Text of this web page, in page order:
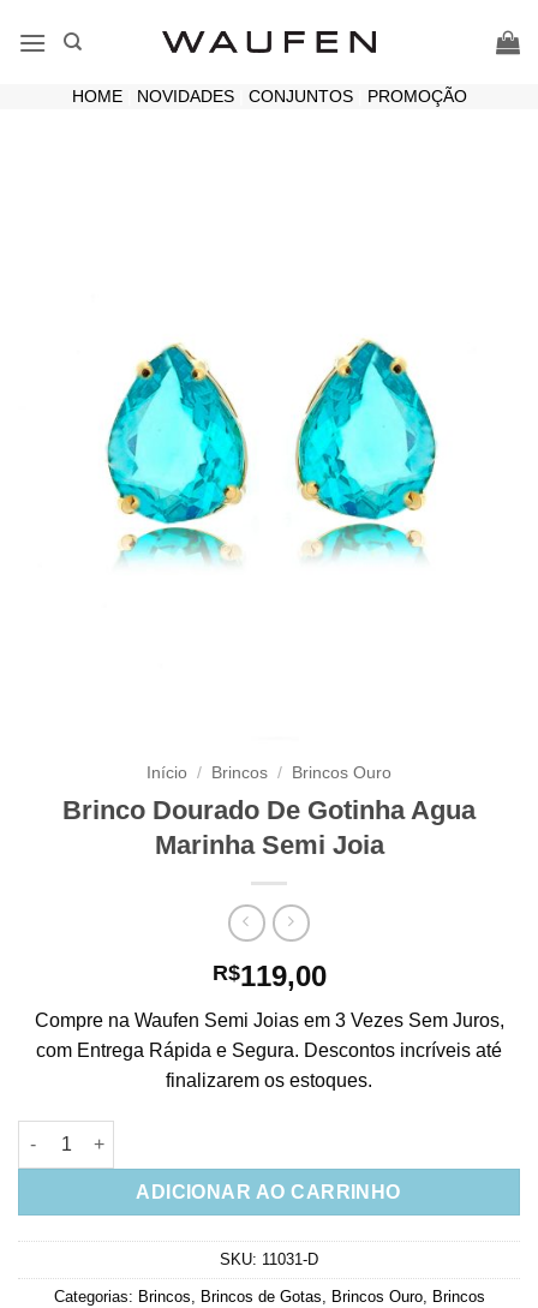
HOME| NOVIDADES| CONJUNTOS| PROMOÇÃO
Início / Brincos / Brincos Ouro
Brinco Dourado De Gotinha Agua
Marinha Semi Joia
R$119,00
Compre na Waufen Semi Joias em 3 Vezes Sem Juros,
com Entrega Rápida e Segura. Descontos incríveis até
finalizarem os estoques.
Brinco Dourado De Gotinha Agua Marinha Semi Joia
ADICIONAR AO CARRINHO
SKU: 11031-D
Categorias: Brincos Brincos de Gotas Brincos Ouro, Brincos